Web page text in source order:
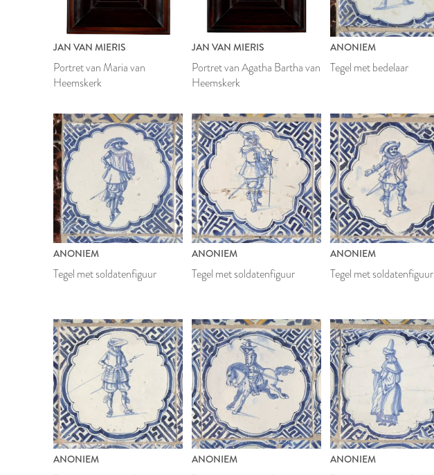
JAN VAN MIERIS
Portret van Maria van
Heemskerk
JAN VAN MIERIS
Portret van Agatha Bartha van
Heemskerk
ANONIEM
Tegel met bedelaar
ANONIEM
Tegel met soldatenfiguur
ANONIEM
Tegel met soldatenfiguur
ANONIEM
Tegel met soldatenfiguur
ANONIEM ANONIEM ANONIEM